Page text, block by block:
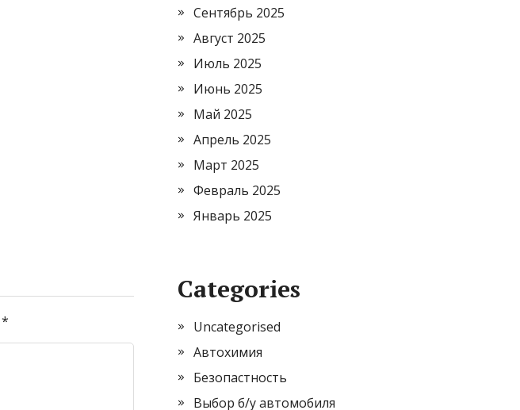
*
Сентябрь 2025
Август 2025
Июль 2025
Июнь 2025
Май 2025
Апрель 2025
Март 2025
Февраль 2025
Январь 2025
Categories
Uncategorised
Автохимия
Безопастность
Выбор б/у автомобиля